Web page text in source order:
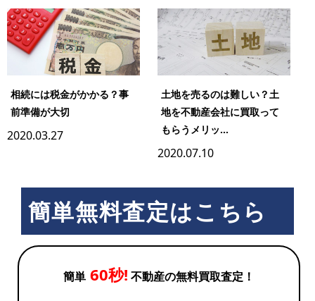
相続には税金がかかる？事
前準備が大切
2020.03.27
土地を売るのは難しい？土
地を不動産会社に買取って
もらうメリッ...
2020.07.10
簡単無料査定はこちら
簡単 60秒! 不動産の無料買取査定！